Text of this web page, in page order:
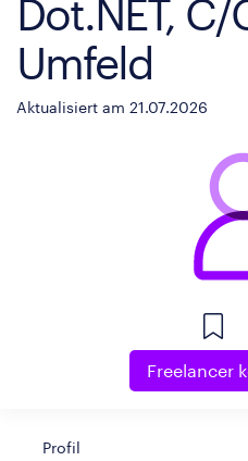
Dot.NET,
Umfeld
Aktualisiert am 21.07.2026
Freelancer
Profil